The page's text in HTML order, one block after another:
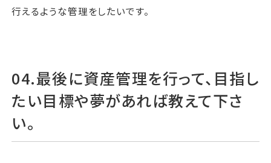
行えるような管理をしたいです。
04.最後に資産管理を行って、目指し
たい目標や夢があれば教えて下さ
い。